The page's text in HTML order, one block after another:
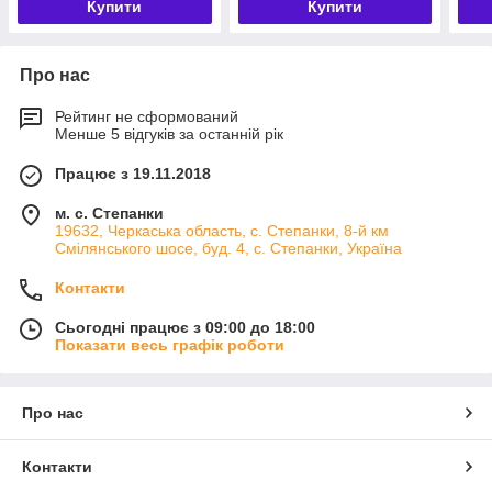
Купити Купити
Про нас
Рейтинг не сформований
Менше 5 відгуків за останній рік
Працює з 19.11.2018
м. с. Степанки
19632, Черкаська область, с. Степанки, 8-й км
Смілянського шосе, буд. 4, с. Степанки, Україна
Контакти
Сьогодні працює з 09:00 до 18:00
Показати весь графік роботи
Про нас
Контакти